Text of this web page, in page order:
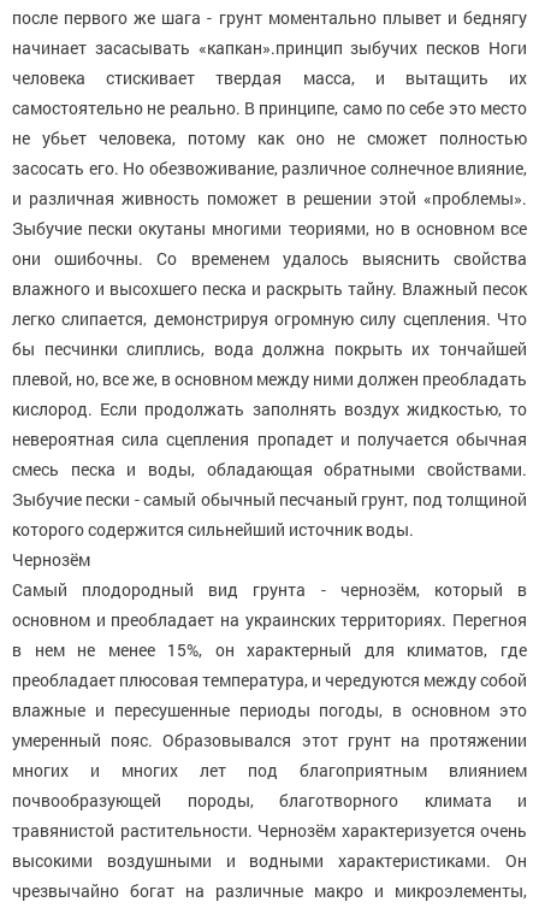
после первого же шага - грунт моментально плывет и беднягу
начинает засасывать «капкан».принцип зыбучих песков Ноги
человека стискивает твердая масса, и вытащить их
самостоятельно не реально. В принципе, само по себе это место
не убьет человека, потому как оно не сможет полностью
засосать его. Но обезвоживание, различное солнечное влияние,
и различная живность поможет в решении этой «проблемы».
Зыбучие пески окутаны многими теориями, но в основном все
они ошибочны. Со временем удалось выяснить свойства
влажного и высохшего песка и раскрыть тайну. Влажный песок
легко слипается, демонстрируя огромную силу сцепления. Что
бы песчинки слиплись, вода должна покрыть их тончайшей
плевой, но, все же, в основном между ними должен преобладать
кислород. Если продолжать заполнять воздух жидкостью, то
невероятная сила сцепления пропадет и получается обычная
смесь песка и воды, обладающая обратными свойствами.
Зыбучие пески - самый обычный песчаный грунт, под толщиной
которого содержится сильнейший источник воды.
Чернозём
Самый плодородный вид грунта - чернозём, который в
основном и преобладает на украинских территориях. Перегноя
в нем не менее 15%, он характерный для климатов, где
преобладает плюсовая температура, и чередуются между собой
влажные и пересушенные периоды погоды, в основном это
умеренный пояс. Образовывался этот грунт на протяжении
многих и многих лет под благоприятным влиянием
почвообразующей породы, благотворного климата и
травянистой растительности. Чернозём характеризуется очень
высокими воздушными и водными характеристиками. Он
чрезвычайно богат на различные макро и микроэлементы,